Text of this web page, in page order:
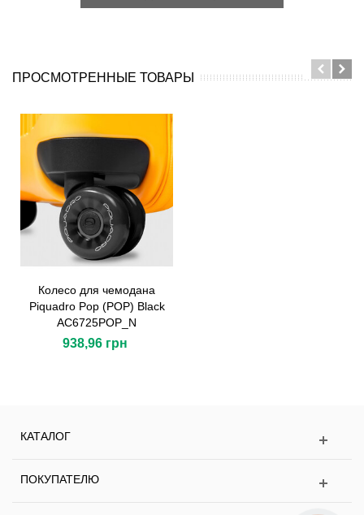
ПРОСМОТРЕННЫЕ ТОВАРЫ
Колесо для чемодана
Piquadro Pop (POP) Black
AC6725POP_N
938,96 грн
КАТАЛОГ
ПОКУПАТЕЛЮ